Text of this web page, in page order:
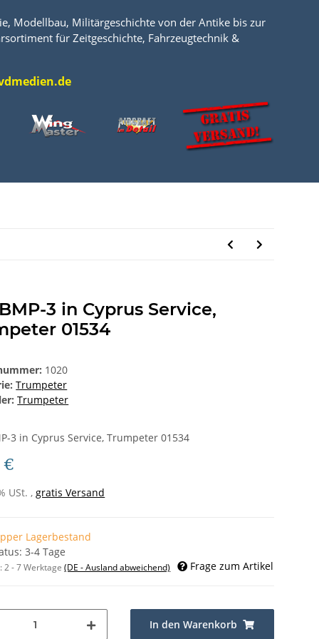
Modellbau, Militärgeschichte von der Antike bis zur
für Zeitgeschichte, Fahrzeugtechnik &
3 in Cyprus Service,
01534
1020
Trumpeter
Trumpeter
3 in Cyprus Service, Trumpeter 01534
€
USt. ,gratis Versand
Lagerbestand
3-4 Tage
2 - 7 Werktage(DE - Ausland abweichend) Frage zum Artikel
In den Warenkorb